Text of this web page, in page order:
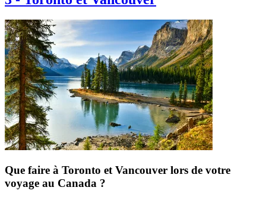
Que faire à Toronto et Vancouver lors de votre
voyage au Canada ?